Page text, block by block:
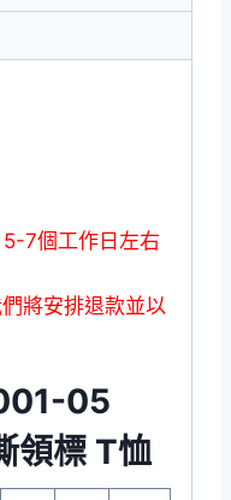
7個工作日左右
將安排退款並以
05
領標 T恤